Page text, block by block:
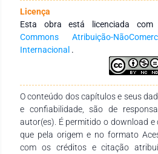
permanece condicionada à
pedagógicas bilíngues, à formação
consolidação de estratégias
com a cultura surda e com as
desses estudantes. Conclui-se que
surdos na EJA exige não
a equidade linguística, cultural e
Licença
Esta obra está licenciada
Commons Atribuição-
Internacional .
O conteúdo dos capítulos e seus
e confiabilidade, são de
autor(es). É permitido o download
que pela origem e no formato
com os créditos e citação